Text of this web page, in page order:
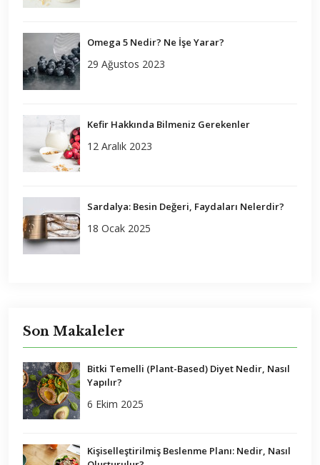
Omega 5 Nedir? Ne İşe Yarar?
29 Ağustos 2023
Kefir Hakkında Bilmeniz Gerekenler
12 Aralık 2023
Sardalya: Besin Değeri, Faydaları Nelerdir?
18 Ocak 2025
Son Makaleler
Bitki Temelli (Plant-Based) Diyet Nedir, Nasıl
Yapılır?
6 Ekim 2025
Kişiselleştirilmiş Beslenme Planı: Nedir, Nasıl